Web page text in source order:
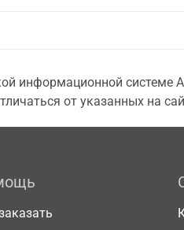
информационной системе
от указанных на